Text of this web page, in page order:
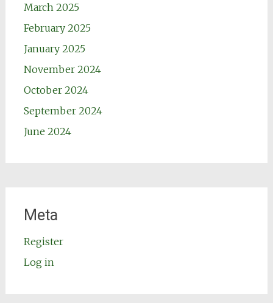
March 2025
February 2025
January 2025
November 2024
October 2024
September 2024
June 2024
Meta
Register
Log in